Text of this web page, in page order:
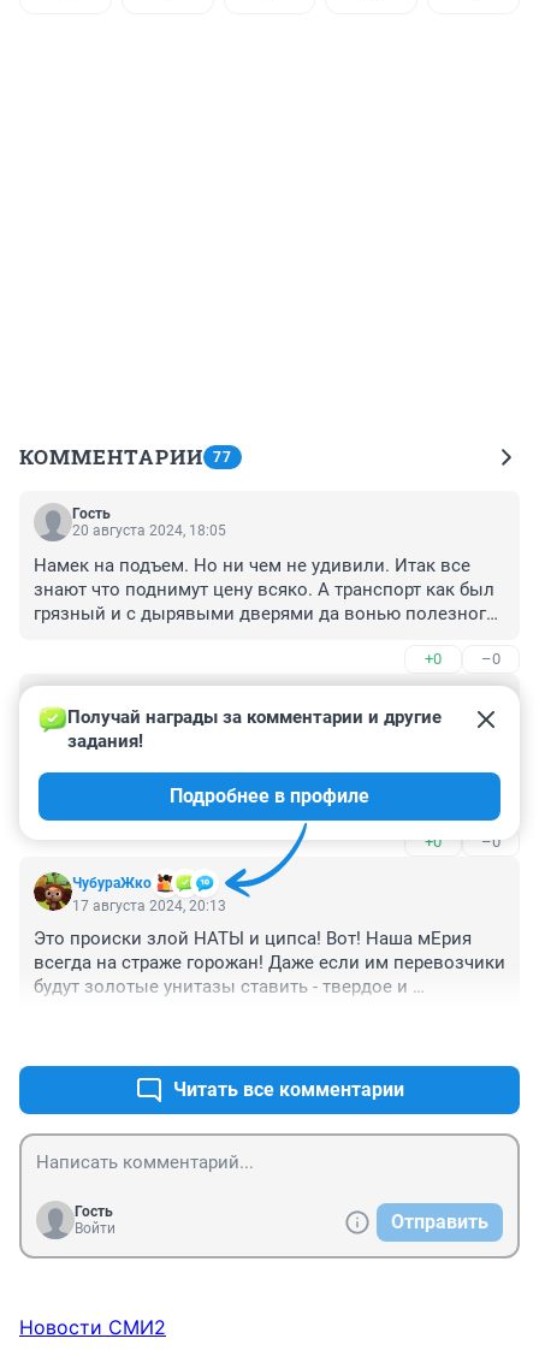
КОММЕНТАРИИ 77
Гость
20 августа 2024, 18:05
Намек на подъем. Но ни чем не удивили. Итак все
знают что поднимут цену всяко. А транспорт как был
грязный и с дырявыми дверями да вонью полезного
+0 –0
17 августа 2024, 22:28
Они так каждый год пишут, что повышений цен на
проезд не будет, а потом перед новым годом делают
"подарок" людям, и им пофиг на всё и на всех. В
общем всё это один трёп - ждём очередного
повышения цен на проезд в общественном
транспорте. Ну и конечно повышение цен на
проездные карты, которые тоже индексируются от
10% до 40% ежегодно. Везде и все врут. Так что уже
давно надо было привыкнуть к повышению цен на
всё, почти с каждого первого числа каждого месяца.
+0 –0
ЧубураЖко
Получай награды за комментарии и другие
задания!
Подробнее в профиле
17 августа 2024, 20:13
Это происки злой НАТЫ и ципса! Вот! Наша мЕрия
всегда на страже горожан! Даже если им перевозчики
будут золотые унитазы ставить - твердое и
Читать все комментарии
Гость
Войти
Отправить
Новости СМИ2